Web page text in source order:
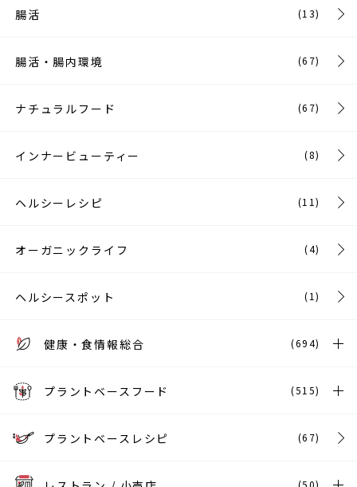
腸活 (13)
腸活・腸内環境 (67)
ナチュラルフード (67)
インナービューティー (8)
ヘルシーレシピ (11)
オーガニックライフ (4)
ヘルシースポット (1)
健康・食情報総合 (694)
プラントベースフード (515)
プラントベースレシピ (67)